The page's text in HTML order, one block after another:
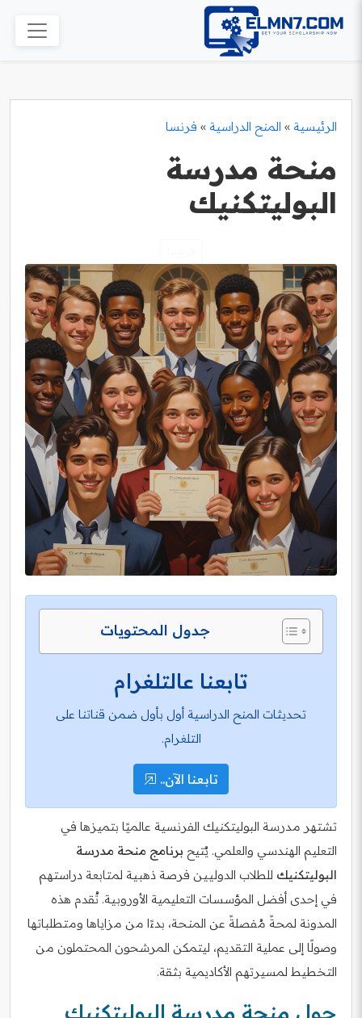
الرئيسية » المنح الدراسية » فرنسا
منحة مدرسة
البوليتكنيك
جدول المحتويات
تابعنا عالتلغرام
تحديثات المنح الدراسية أول بأول ضمن قناتنا على
التلغرام.
تابعنا الآن..
تشتهر مدرسة البوليتكنيك الفرنسية عالميًا بتميزها في
التعليم الهندسي والعلمي. يُتيح برنامج منحة مدرسة
البوليتكنيك للطلاب الدوليين فرصة ذهبية لمتابعة دراستهم
في إحدى أفضل المؤسسات التعليمية الأوروبية. تُقدم هذه
المدونة لمحةً مُفصلةً عن المنحة، بدءًا من مزاياها ومتطلباتها
وصولًا إلى عملية التقديم، ليتمكن المرشحون المحتملون من
التخطيط لمسيرتهم الأكاديمية بثقة.
حول منحة مدرسة البوليتكنيك